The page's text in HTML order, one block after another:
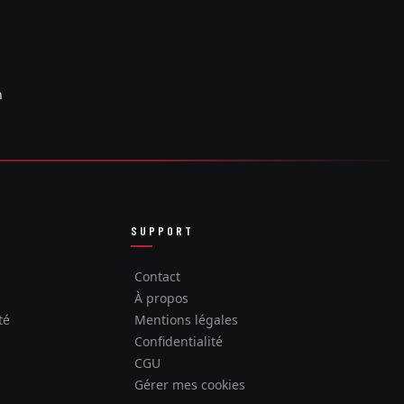
SUPPORT
Contact
À propos
Mentions légales
Confidentialité
CGU
Gérer mes cookies